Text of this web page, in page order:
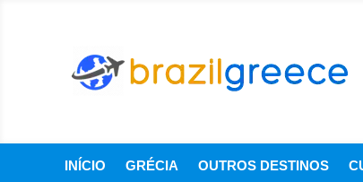
INÍCIO GRÉCIA OUTROS DESTINOS